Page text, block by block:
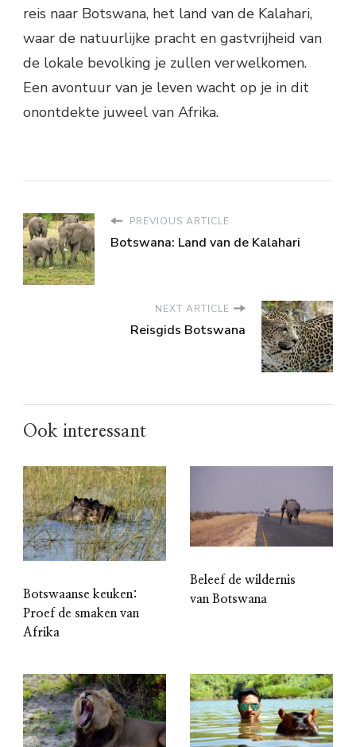
reis naar Botswana, het land van de Kalahari,
waar de natuurlijke pracht en gastvrijheid van
de lokale bevolking je zullen verwelkomen.
Een avontuur van je leven wacht op je in dit
onontdekte juweel van Afrika.
PREVIOUS ARTICLE
Botswana: Land van de Kalahari
NEXT ARTICLE
Reisgids Botswana
Ook interessant
Botswaanse keuken:
Proef de smaken van
Afrika
Beleef de wildernis
van Botswana